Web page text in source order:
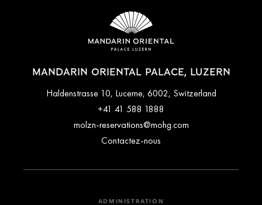
MANDARIN ORIENTAL PALACE, LUZERN
Haldenstrasse 10, Lucerne, 6002, Switzerland
+41 41 588 1888
molzn-reservations@mohg.com
Contactez-nous
ADMINISTRATION